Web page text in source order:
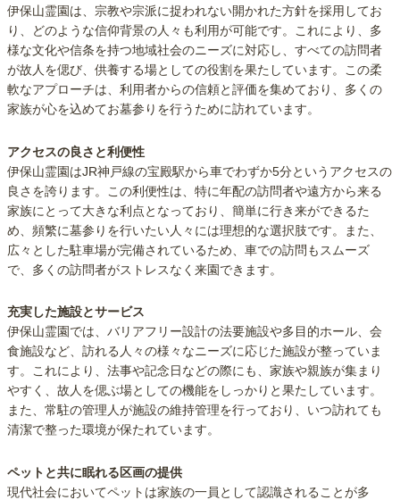
伊保山霊園は、宗教や宗派に捉われない開かれた方針を採用してお
り、どのような信仰背景の人々も利用が可能です。これにより、多
様な文化や信条を持つ地域社会のニーズに対応し、すべての訪問者
が故人を偲び、供養する場としての役割を果たしています。この柔
軟なアプローチは、利用者からの信頼と評価を集めており、多くの
家族が心を込めてお墓参りを行うために訪れています。
アクセスの良さと利便性
伊保山霊園はJR神戸線の宝殿駅から車でわずか5分というアクセスの
良さを誇ります。この利便性は、特に年配の訪問者や遠方から来る
家族にとって大きな利点となっており、簡単に行き来ができるた
め、頻繁に墓参りを行いたい人々には理想的な選択肢です。また、
広々とした駐車場が完備されているため、車での訪問もスムーズ
で、多くの訪問者がストレスなく来園できます。
充実した施設とサービス
伊保山霊園では、バリアフリー設計の法要施設や多目的ホール、会
食施設など、訪れる人々の様々なニーズに応じた施設が整っていま
す。これにより、法事や記念日などの際にも、家族や親族が集まり
やすく、故人を偲ぶ場としての機能をしっかりと果たしています。
また、常駐の管理人が施設の維持管理を行っており、いつ訪れても
清潔で整った環境が保たれています。
ペットと共に眠れる区画の提供
現代社会においてペットは家族の一員として認識されることが多